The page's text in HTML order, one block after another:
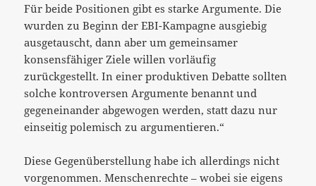
Für beide Positionen gibt es starke Argumente. Die
wurden zu Beginn der EBI-Kampagne ausgiebig
ausgetauscht, dann aber um gemeinsamer
konsensfähiger Ziele willen vorläufig
zurückgestellt. In einer produktiven Debatte sollten
solche kontroversen Argumente benannt und
gegeneinander abgewogen werden, statt dazu nur
einseitig polemisch zu argumentieren.“
Diese Gegenüberstellung habe ich allerdings nicht
vorgenommen. Menschenrechte – wobei sie eigens